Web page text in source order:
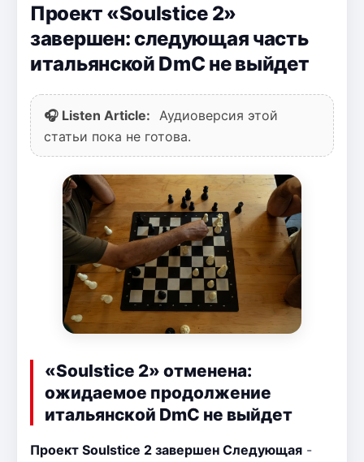
Проект «Soulstice 2»
завершен: следующая часть
итальянской DmC не выйдет
🎧 Listen Article:
Аудиоверсия этой
статьи пока не готова.
«Soulstice 2» отменена:
ожидаемое продолжение
итальянской DmC не выйдет
Проект Soulstice 2 завершен Следующая -